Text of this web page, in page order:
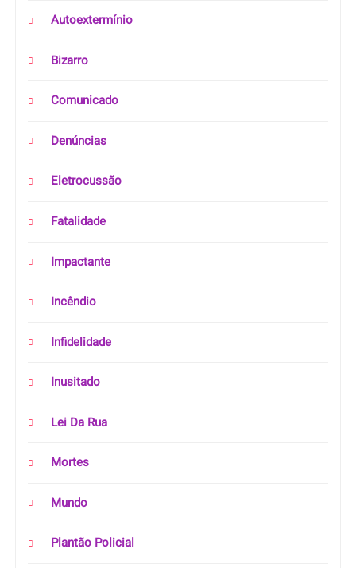
Autoextermínio
Bizarro
Comunicado
Denúncias
Eletrocussão
Fatalidade
Impactante
Incêndio
Infidelidade
Inusitado
Lei Da Rua
Mortes
Mundo
Plantão Policial